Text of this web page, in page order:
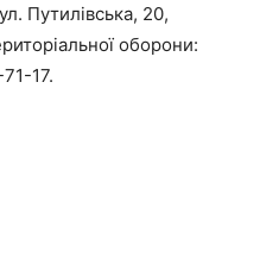
Путилівська, 20,
оборони:
17.